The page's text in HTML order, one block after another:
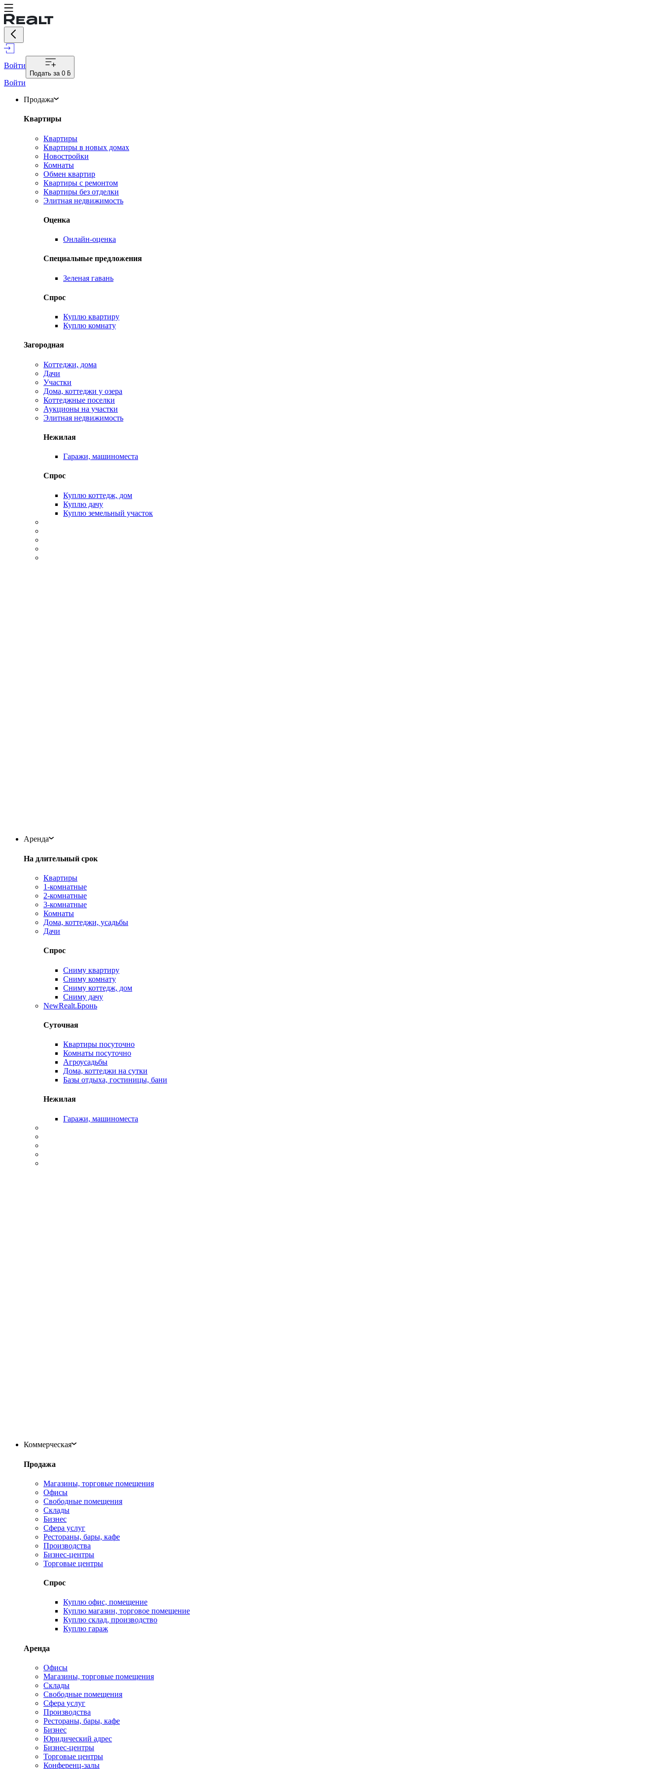
Войти
Подать за 0 ƃ
Войти
Продажа
Квартиры
Квартиры
Квартиры в новых домах
Новостройки
Комнаты
Обмен квартир
Квартиры с ремонтом
Квартиры без отделки
Элитная недвижимость
Оценка
Онлайн-оценка
Специальные предложения
Зеленая гавань
Спрос
Куплю квартиру
Куплю комнату
Загородная
Коттеджи, дома
Дачи
Участки
Дома, коттеджи у озера
Коттеджные поселки
Аукционы на участки
Элитная недвижимость
Нежилая
Гаражи, машиноместа
Спрос
Куплю коттедж, дом
Куплю дачу
Куплю земельный участок
Аренда
На длительный срок
Квартиры
1-комнатные
2-комнатные
3-комнатные
Комнаты
Дома, коттеджи, усадьбы
Дачи
Спрос
Сниму квартиру
Сниму комнату
Сниму коттедж, дом
Сниму дачу
NewRealt.Бронь
Суточная
Квартиры посуточно
Комнаты посуточно
Агроусадьбы
Дома, коттеджи на сутки
Базы отдыха, гостиницы, бани
Нежилая
Гаражи, машиноместа
Коммерческая
Продажа
Магазины, торговые помещения
Офисы
Свободные помещения
Склады
Бизнес
Сфера услуг
Рестораны, бары, кафе
Производства
Бизнес-центры
Торговые центры
Спрос
Куплю офис, помещение
Куплю магазин, торговое помещение
Куплю склад, производство
Куплю гараж
Аренда
Офисы
Магазины, торговые помещения
Склады
Свободные помещения
Сфера услуг
Производства
Рестораны, бары, кафе
Бизнес
Юридический адрес
Бизнес-центры
Торговые центры
Конференц-залы